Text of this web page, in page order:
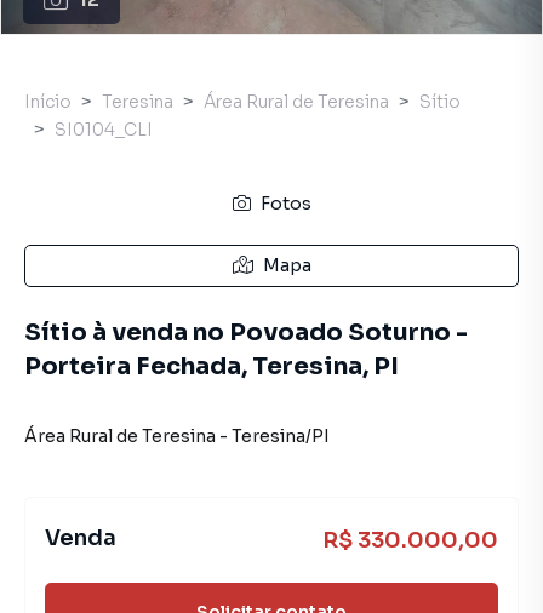
Início Teresina Área Rural de Teresina
Sítio
SI0104_CLI
Fotos
Mapa
Sítio à venda no Povoado Soturno -
Porteira Fechada, Teresina, PI
Área Rural de Teresina - Teresina/PI
Venda R$ 330.000,00